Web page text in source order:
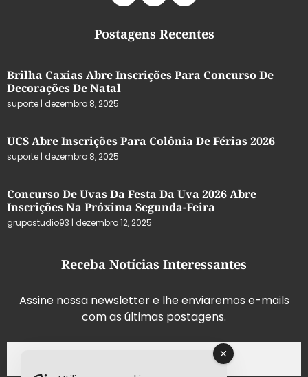
Postagens Recentes
Brilha Caxias Abre Inscrições Para Concurso De
Decorações De Natal
suporte dezembro 8, 2025
UCS Abre Inscrições Para Colônia De Férias 2026
suporte dezembro 8, 2025
Concurso De Uvas Da Festa Da Uva 2026 Abre
Inscrições Na Próxima Segunda-Feira
grupostudio93 dezembro 12, 2025
Receba Notícias Interessantes
Assine nossa newsletter e lhe enviaremos e-mails
com as últimas postagens.